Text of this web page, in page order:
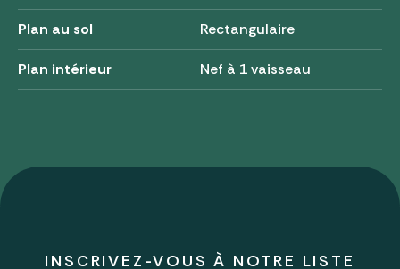
Plan au sol Rectangulaire
Plan intérieur Nef à 1 vaisseau
INSCRIVEZ-VOUS À NOTRE LISTE